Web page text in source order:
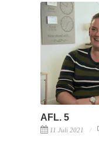
AFL. 5
11 Juli 2021